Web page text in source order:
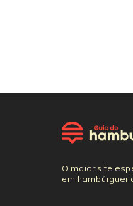
O maior site
em hambúrguer